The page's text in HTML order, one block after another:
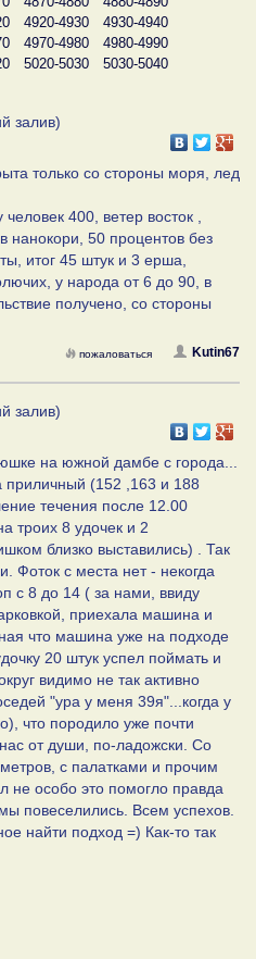
4920-4930
4930-4940
4970-4980
4980-4990
5020-5030
5030-5040
залив)
только со стороны моря, лед
400, ветер восток ,
нанокори, 50 процентов без
итог 45 штук и 3 ерша,
у народа от 6 до 90, в
получено, со стороны
Kutin67
пожаловаться
залив)
на южной дамбе с города...
приличный (152 ,163 и 188
течения после 12.00
троих 8 удочек и 2
близко выставились) . Так
Фоток с места нет - некогда
с 8 до 14 ( за нами, ввиду
приехала машина и
что машина уже на подходе
20 штук успел поймать и
видимо не так активно
"ура у меня 39я"...когда у
что породило уже почти
от души, по-ладожски. Со
с палатками и прочим
не особо это помогло правда
повеселились. Всем успехов.
найти подход =) Как-то так